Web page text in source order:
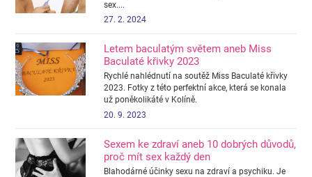
sex....
27. 2. 2024
Letem baculatým světem aneb Miss
Baculaté křivky 2023
Rychlé nahlédnutí na soutěž Miss Baculaté křivky
2023. Fotky z této perfektní akce, která se konala
už poněkolikáté v Kolíně.
20. 9. 2023
Sexem ke zdraví aneb 10 dobrých důvodů,
proč mít sex každý den
Blahodárné účinky sexu na zdraví a psychiku. Je